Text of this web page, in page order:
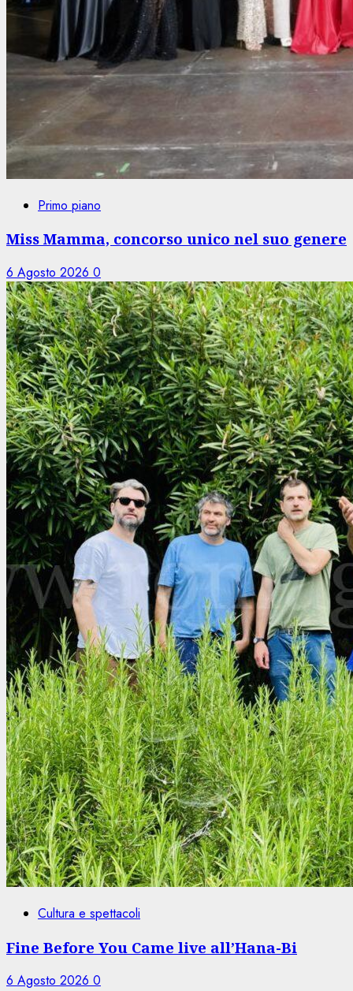
Primo piano
Miss Mamma, concorso unico nel suo genere
6 Agosto 2026 0
Cultura e spettacoli
Fine Before You Came live all’Hana-Bi
6 Agosto 2026 0